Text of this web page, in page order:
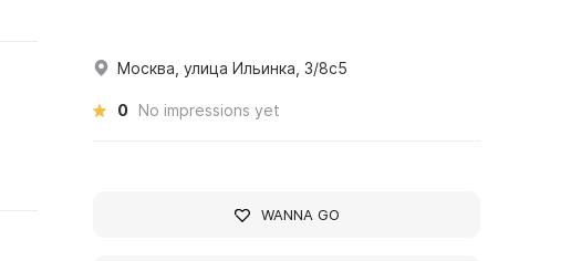
Москва, улица Ильинка, 3/8с5
0 No impressions yet
WANNA GO